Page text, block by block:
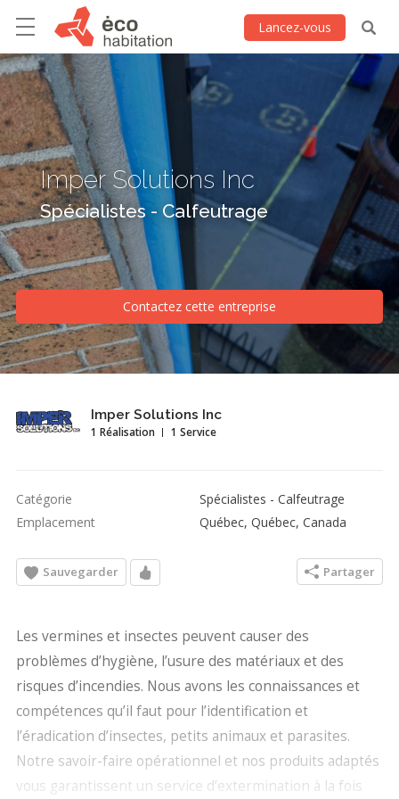
Lancez-vous
Imper Solutions Inc
Spécialistes - Calfeutrage
Contactez cette entreprise
Imper Solutions Inc
1 Réalisation 1 Service
Catégorie
Spécialistes - Calfeutrage
Emplacement
Québec, Québec, Canada
Sauvegarder Partager
Les vermines et insectes peuvent causer des
problèmes d’hygiène, l’usure des matériaux et des
risques d’incendies. Nous avons les connaissances et
compétences qu’il faut pour l’identification et
l’éradication d’insectes, petits animaux et parasites.
Notre savoir-faire opérationnel et nos produits adaptés
vous garantissent un service d’extermination à la fois